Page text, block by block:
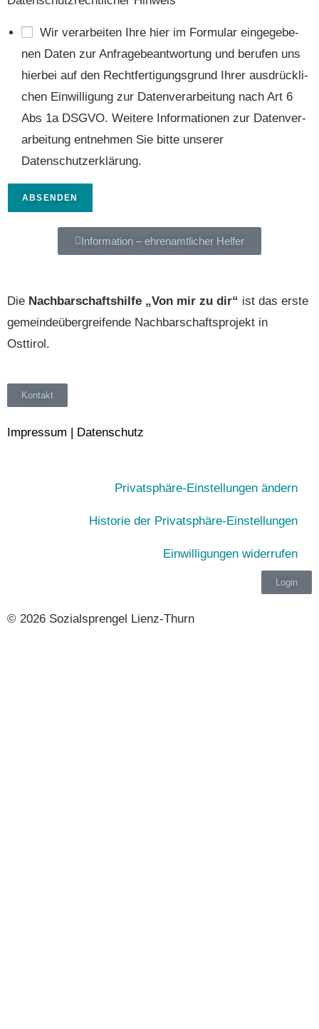
Wir ver­ar­bei­ten Ihre hier im For­mu­lar ein­ge­ge­be­
nen Daten zur Anfra­ge­be­ant­wor­tung und beru­fen uns
hier­bei auf den Recht­fer­ti­gungs­grund Ihrer aus­drück­li­
chen Ein­wil­li­gung zur Daten­ver­ar­bei­tung nach Art 6
Abs 1a DSGVO. Wei­te­re Infor­ma­tio­nen zur Daten­ver­
ar­bei­tung ent­neh­men Sie bit­te unse­rer
Datenschutzerklärung.
ABSENDEN
Infor­ma­ti­on – ehren­amt­li­cher Helfer
Die Nachbarschaftshilfe „Von mir zu dir“ ist das erste
gemeindeübergreifende Nachbarschaftsprojekt in
Osttirol.
Kontakt
Impressum | Datenschutz
Pri­vat­sphä­re-Ein­stel­lun­gen ändern
His­to­rie der Privatsphäre-Einstellungen
Ein­wil­li­gun­gen widerrufen
Login
© 2026 Sozialsprengel Lienz-Thurn